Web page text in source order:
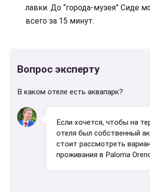
лавки. До “города-музея” Сиде
всего за 15 минут.
Вопрос эксперту
В каком отеле есть аквапарк?
Если хочется, чтобы на
отеля был собственный
стоит рассмотреть
проживания в Paloma